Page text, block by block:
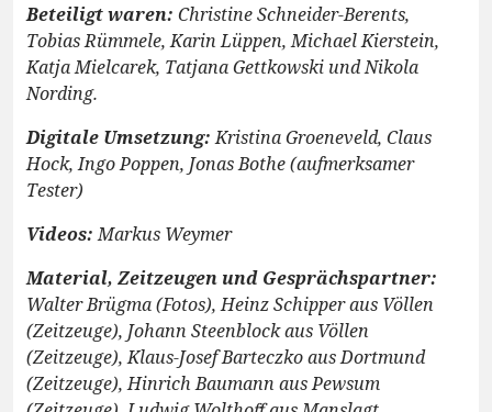
Beteiligt waren: Christine Schneider-Berents,
Tobias Rümmele, Karin Lüppen, Michael Kierstein,
Katja Mielcarek, Tatjana Gettkowski und Nikola
Nording.
Digitale Umsetzung:Kristina Groeneveld, Claus
Hock, Ingo Poppen, Jonas Bothe (aufmerksamer
Tester)
Videos:Markus Weymer
Material, Zeitzeugen und Gesprächspartner:
Walter Brügma (Fotos), Heinz Schipper aus Völlen
(Zeitzeuge), Johann Steenblock aus Völlen
(Zeitzeuge), Klaus-Josef Barteczko aus Dortmund
(Zeitzeuge), Hinrich Baumann aus Pewsum